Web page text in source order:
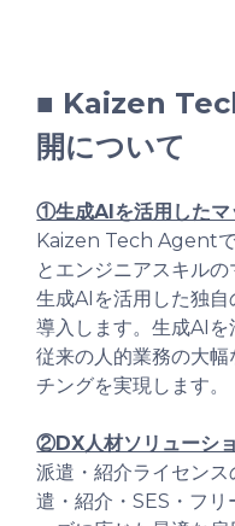
■ Kaizen
開について
①生成AIを活用したマ
Kaizen Tech Agent
とエンジニアスキルの
生成AIを活用した独
導入します。生成AIを
従来の人的業務の大
チングを実現します。
②DX人材ソリューシ
派遣・紹介ライセン
遣・紹介・SES・フ